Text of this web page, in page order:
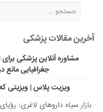
آخرین مقالات پزشکی
مشاوره آنلاین پزشکی
جغرافیایی
ویزیت پلاس | ویزیتی
بازار سیاه داروهای لاغری: